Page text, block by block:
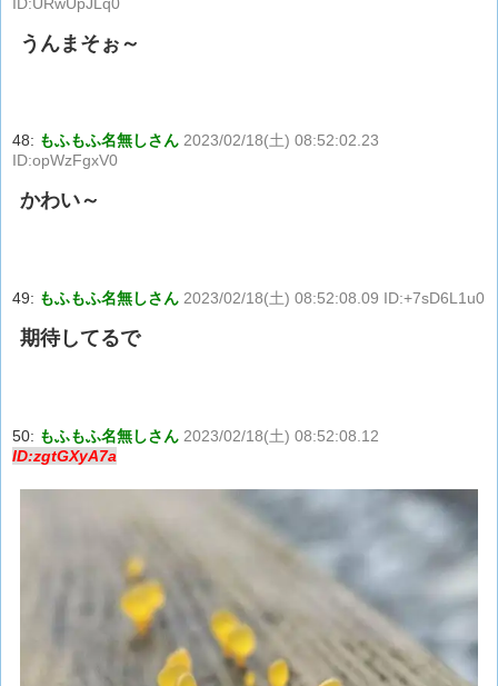
うんまそぉ～
48: もふもふ名無しさん 2023/02/18(土) 08:52:02.23
ID:opWzFgxV0
かわい～
49: もふもふ名無しさん 2023/02/18(土) 08:52:08.09 ID:+7sD6L1u0
期待してるで
50: もふもふ名無しさん 2023/02/18(土) 08:52:08.12
ID:zgtGXyA7a